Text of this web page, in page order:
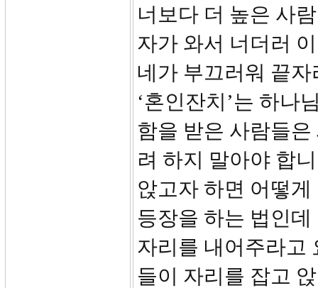
너보다 더 높은 사
자가 와서 너더러
네가 부끄러워 끝
‘혼인잔치’는 하나
함을 받은 사람들
려 하지 말아야 합
앉고자 하면 어떻
등장을 하는 법인
자리를 내어주라고
들이 자리를 잡고